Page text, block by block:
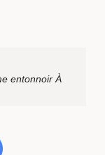
entonnoir À